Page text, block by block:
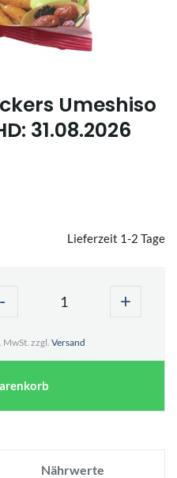
Umeshiso
31.08.2026
Lieferzeit 1-2 Tage
- +
MwSt. zzgl. Versand
Nährwerte